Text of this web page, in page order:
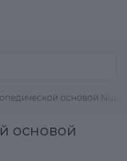
основой
основой